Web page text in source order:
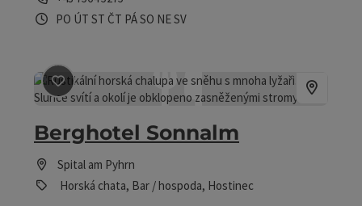
Otevírací doba
PO Otevřeno v pondělí
ÚT Otevřeno v úterý
ST Otevřeno ve středu
ČT Otevřeno ve čtvrtek
PÁOtevřeno v pátek
SO Otevřeno v sobotu
NEOtevřeno v neděli
SVOtevřeno o svátcích
Označit příspěvek: Berghotel Sonnalm
Berghotel Sonnalm
Spital am Pyhrn
Horská chata, Bar / hospoda, Hostinec